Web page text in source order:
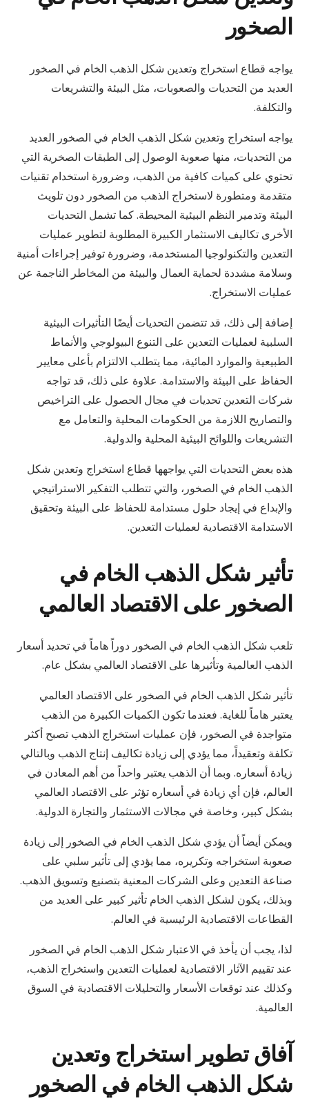
الصخور
يواجه قطاع استخراج وتعدين شكل الذهب الخام في الصخور
العديد من التحديات والصعوبات، مثل البيئة والتشريعات
والتكلفة.
يواجه استخراج وتعدين شكل الذهب الخام في الصخور العديد
من التحديات، منها صعوبة الوصول إلى الطبقات الصخرية التي
تحتوي على كميات كافية من الذهب، وضرورة استخدام تقنيات
متقدمة ومتطورة لاستخراج الذهب من الصخور دون تلويث
البيئة وتدمير النظم البيئية المحيطة. كما تشمل التحديات
الأخرى تكاليف الاستثمار الكبيرة المطلوبة لتطوير عمليات
التعدين والتكنولوجيا المستخدمة، وضرورة توفير إجراءات أمنية
وسلامة مشددة لحماية العمال والبيئة من المخاطر الناجمة عن
عمليات الاستخراج.
إضافة إلى ذلك، قد تتضمن التحديات أيضًا التأثيرات البيئية
السلبية لعمليات التعدين على التنوع البيولوجي والأنماط
الطبيعية والموارد المائية، مما يتطلب الالتزام بأعلى معايير
الحفاظ على البيئة والاستدامة. علاوة على ذلك، قد تواجه
شركات التعدين تحديات في مجال الحصول على التراخيص
والتصاريح اللازمة من الحكومات المحلية والتعامل مع
التشريعات واللوائح البيئية المحلية والدولية.
هذه بعض التحديات التي يواجهها قطاع استخراج وتعدين شكل
الذهب الخام في الصخور، والتي تتطلب التفكير الاستراتيجي
والإبداع في إيجاد حلول مستدامة للحفاظ على البيئة وتحقيق
الاستدامة الاقتصادية لعمليات التعدين.
تأثير شكل الذهب الخام في
الصخور على الاقتصاد العالمي
تلعب شكل الذهب الخام في الصخور دوراً هاماً في تحديد أسعار
الذهب العالمية وتأثيرها على الاقتصاد العالمي بشكل عام.
تأثير شكل الذهب الخام في الصخور على الاقتصاد العالمي
يعتبر هاماً للغاية. فعندما تكون الكميات الكبيرة من الذهب
متواجدة في الصخور، فإن عمليات استخراج الذهب تصبح أكثر
تكلفة وتعقيداً، مما يؤدي إلى زيادة تكاليف إنتاج الذهب وبالتالي
زيادة أسعاره. وبما أن الذهب يعتبر واحداً من أهم المعادن في
العالم، فإن أي زيادة في أسعاره تؤثر على الاقتصاد العالمي
بشكل كبير، وخاصة في مجالات الاستثمار والتجارة الدولية.
ويمكن أيضاً أن يؤدي شكل الذهب الخام في الصخور إلى زيادة
صعوبة استخراجه وتكريره، مما يؤدي إلى تأثير سلبي على
صناعة التعدين وعلى الشركات المعنية بتصنيع وتسويق الذهب.
وبذلك، يكون لشكل الذهب الخام تأثير كبير على العديد من
القطاعات الاقتصادية الرئيسية في العالم.
لذا، يجب أن يأخذ في الاعتبار شكل الذهب الخام في الصخور
عند تقييم الآثار الاقتصادية لعمليات التعدين واستخراج الذهب،
وكذلك عند توقعات الأسعار والتحليلات الاقتصادية في السوق
العالمية.
آفاق تطوير استخراج وتعدين
شكل الذهب الخام في الصخور